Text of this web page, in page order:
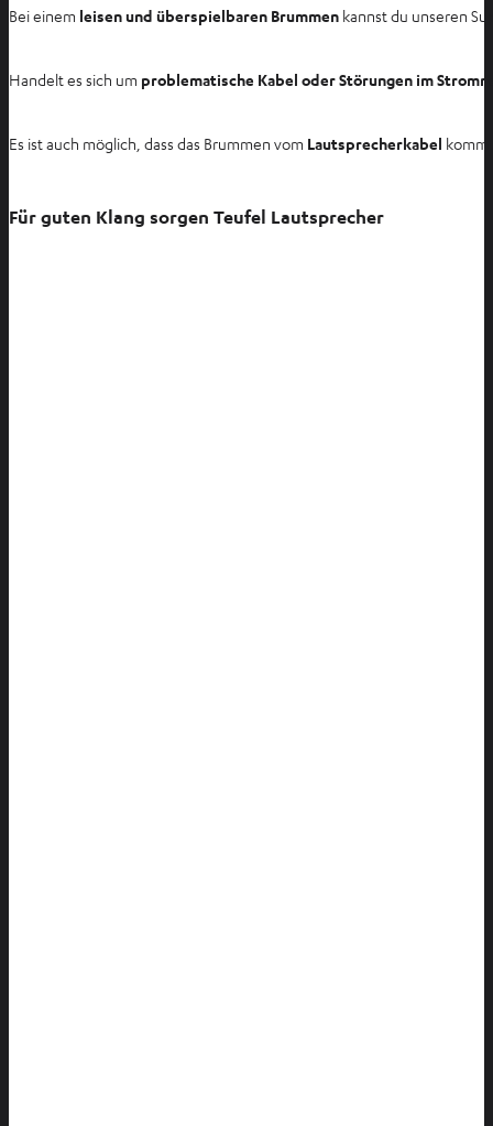
Bei einem leisen und überspielbaren Brummen kannst du unseren
Handelt es sich um problematische Kabel oder Störungen im
Es ist auch möglich, dass das Brummen vom Lautsprecherkabel
Für guten Klang sorgen Teufel Lautsprecher